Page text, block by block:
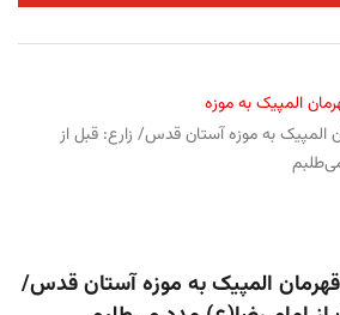
المپیک به موزه آستان قدس/ زارع: قبل از
طلای قهرمان المپیک به موزه آستان قدس/